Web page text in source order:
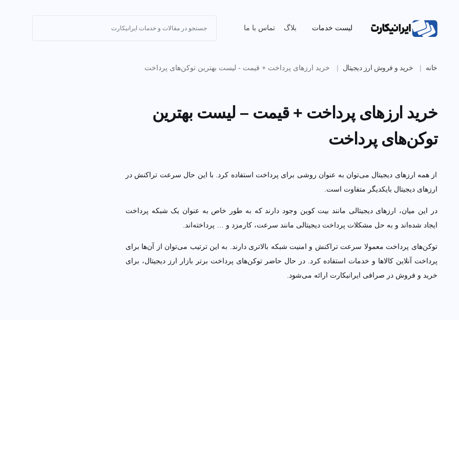
لیست خدمات بلاگ تماس با ما
خانه خرید و فروش ارز دیجیتال خرید ارزهای پرداخت + قیمت - لیست بهترین توکن‌های پرداخت
خرید ارزهای پرداخت + قیمت – لیست بهترین
توکن‌های پرداخت
از همه ارزهای دیجیتال می‌توان به عنوان روشی برای پرداخت استفاده کرد. با این حال سرعت تراکنش در ارزهای
دیجیتال بایکدیگر متفاوت است.
در این میان، ارزهای دیجیتالی مانند بیت کوین وجود دارند که به طور خاص به عنوان یک شبکه پرداخت ایجاد
شده‌اند و به حل مشکلات پرداخت دیجیتالی مانند سرعت، کارمزد و … پرداخته‌اند.
توکن‌های پرداخت معمولا سرعت تراکنش و امنیت شبکه بالاتری دارند. به این ترتیب می‌توان از آن‌ها برای پرداخت
آنلاین کالاها و خدمات استفاده کرد. در حال حاضر توکن‌های پرداخت برتر بازار ارز دیجیتال، برای خرید و فروش در
صرافی ایرانیکارت ارائه می‌شود.